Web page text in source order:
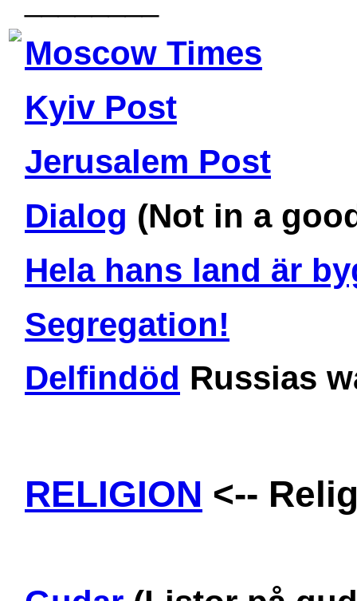
Moscow Times
Kyiv Post
Jerusalem Post
Dialog (Not in a
Hela hans land är
Segregation!
Delfindöd Russias
RELIGION <--